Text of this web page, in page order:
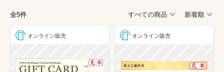
全5件 すべての商品 新着順
オンライン販売 オンライン販売